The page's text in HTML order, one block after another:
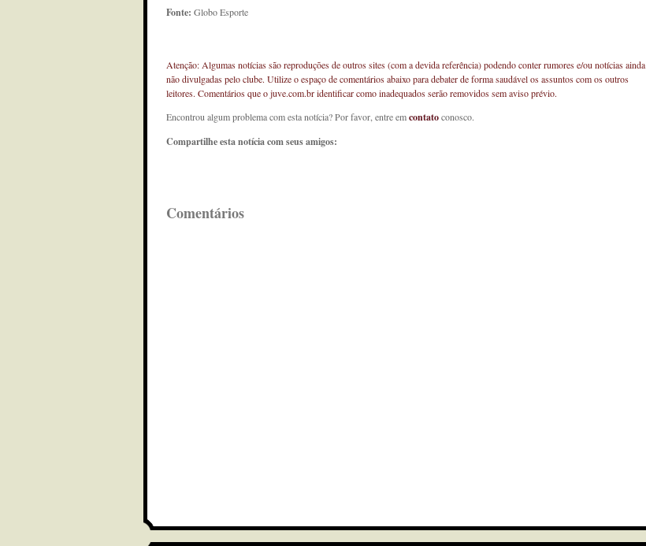
Fonte: Globo Esporte
Atenção: Algumas notícias são reproduções de outros sites (com a devida referência) podendo conter rumores e/ou notícias ainda
não divulgadas pelo clube. Utilize o espaço de comentários abaixo para debater de forma saudável os assuntos com os outros
leitores. Comentários que o juve.com.br identificar como inadequados serão removidos sem aviso prévio.
Encontrou algum problema com esta notícia? Por favor, entre emcontatoconosco.
Compartilhe esta notícia com seus amigos:
Comentários